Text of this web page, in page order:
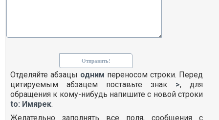
Отделяйте абзацы одним переносом строки. Перед
цитируемым абзацем поставьте знак >, для
обращения к кому-нибудь напишите с новой строки
to: Имярек.
Желательно заполнять все поля, сообщения с